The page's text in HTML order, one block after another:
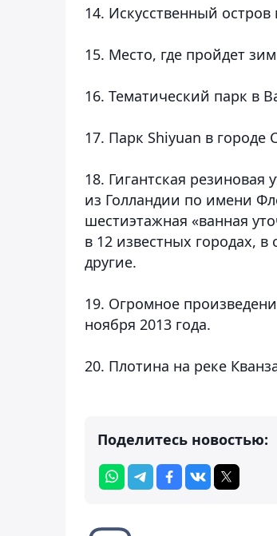
14. Искусственный
15. Место, где пройдет
16. Тематический парк в
17. Парк Shiyuan в городе
18. Гигантская
из Голландии по имени
шестиэтажная «ванная
в 12 известных городах,
другие.
19. Огромное
ноября 2013 года.
20. Плотина на реке
Поделитесь новостью: